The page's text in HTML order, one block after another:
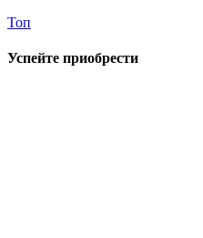
Топ
Успейте приобрести